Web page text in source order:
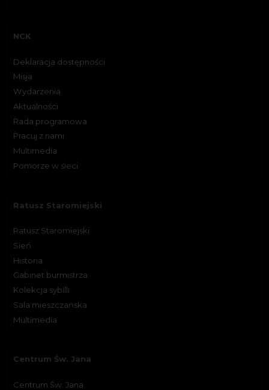
NCK
Deklaracja dostępności
Misja
Wydarzenia
Aktualności
Rada programowa
Pracuj z nami
Multimedia
Pomorze w sieci
Ratusz Staromiejski
Ratusz Staromiejski
Sień
Historia
Gabinet burmistrza
Kolekcja sybilli
Sala mieszczańska
Multimedia
Centrum Św. Jana
Centrum Św. Jana